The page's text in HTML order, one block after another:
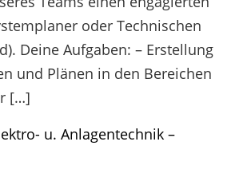
oder Technischen
Deine Aufgaben: – Erstellung
und Plänen in den Bereichen
[…]
u. Anlagentechnik –